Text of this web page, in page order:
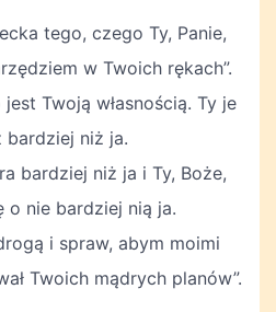
tego, czego Ty, Panie,
w Twoich rękach”.
Twoją własnością. Ty je
bardziej niż ja.
bardziej niż ja i Ty, Boże,
o nie bardziej nią ja.
i spraw, abym moimi
Twoich mądrych planów”.